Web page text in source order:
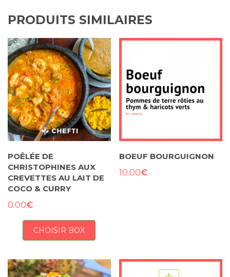
PRODUITS SIMILAIRES
POÊLÉE DE
CHRISTOPHINES AUX
CREVETTES AU LAIT DE
COCO & CURRY
0.00€
CHOISIR BOX
BOEUF BOURGUIGNON
10.00€